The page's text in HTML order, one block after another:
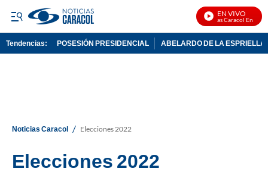
EN VIVO
Noticias Caracol En Vivo
Tendencias: POSESIÓN PRESIDENCIAL ABELARDO DE LA ESPRIELLA
Noticias Caracol / Elecciones 2022
Elecciones 2022